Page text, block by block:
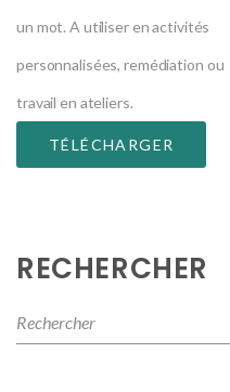
un mot. A utiliser en activités
personnalisées, remédiation ou
travail en ateliers.
TÉLÉCHARGER
RECHERCHER